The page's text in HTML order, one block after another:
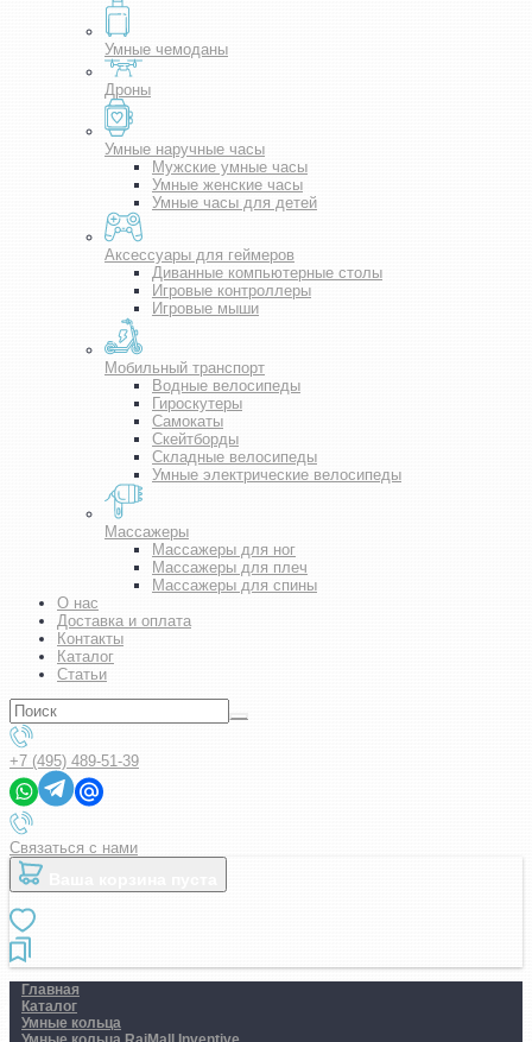
Умные чемоданы
Дроны
Умные наручные часы
Мужские умные часы
Умные женские часы
Умные часы для детей
Аксессуары для геймеров
Диванные компьютерные столы
Игровые контроллеры
Игровые мыши
Мобильный транспорт
Водные велосипеды
Гироскутеры
Самокаты
Скейтборды
Складные велосипеды
Умные электрические велосипеды
Массажеры
Массажеры для ног
Массажеры для плеч
Массажеры для спины
О нас
Доставка и оплата
Контакты
Каталог
Статьи
+7 (495) 489-51-39
Связаться с нами
Главная
Каталог
Умные кольца